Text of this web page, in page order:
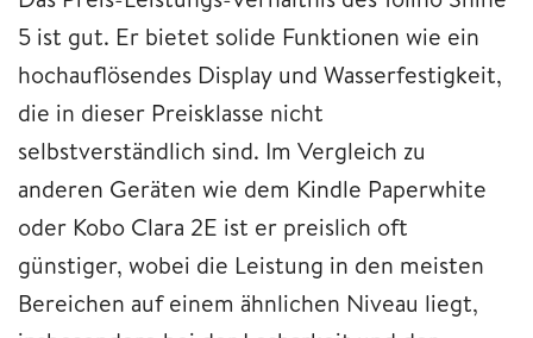
5 ist gut. Er bietet solide Funktionen wie ein
hochauflösendes Display und Wasserfestigkeit,
die in dieser Preisklasse nicht
selbstverständlich sind. Im Vergleich zu
anderen Geräten wie dem Kindle Paperwhite
oder Kobo Clara 2E ist er preislich oft
günstiger, wobei die Leistung in den meisten
Bereichen auf einem ähnlichen Niveau liegt,